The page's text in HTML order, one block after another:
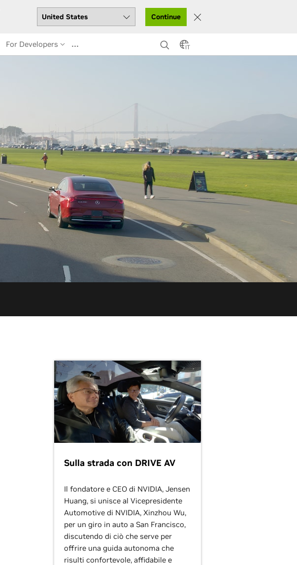
Continue
For Developers IT
Sulla strada con DRIVE AV
Il fondatore e CEO di NVIDIA, Jensen
Huang, si unisce al Vicepresidente
Automotive di NVIDIA, Xinzhou Wu,
per un giro in auto a San Francisco,
discutendo di ciò che serve per
offrire una guida autonoma che
risulti confortevole, affidabile e